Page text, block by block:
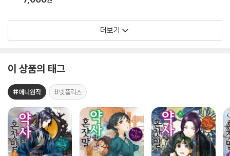
더보기
이 상품의 태그
#애니원작 #넷플릭스